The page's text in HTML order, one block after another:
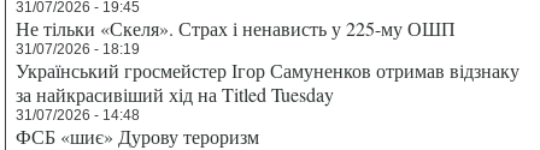
31/07/2026 - 19:45
Не тільки «Скеля». Страх і ненависть у 225-му ОШП
31/07/2026 - 18:19
Український гросмейстер Ігор Самуненков отримав відзнаку
за найкрасивіший хід на Titled Tuesday
31/07/2026 - 14:48
ФСБ «шиє» Дурову тероризм